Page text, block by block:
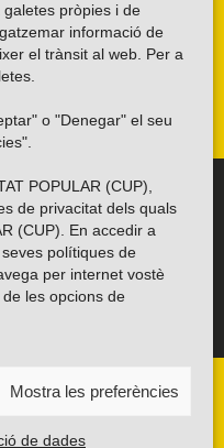
galetes pròpies i de
informació de
el trànsit al web. Per a
o "Denegar" el seu
POPULAR (CUP),
de privacitat dels quals
(CUP). En accedir a
polítiques de
per internet vostè
les opcions de
Mostra les preferències
de dades
POLÍTICA DE GALETES (EU)